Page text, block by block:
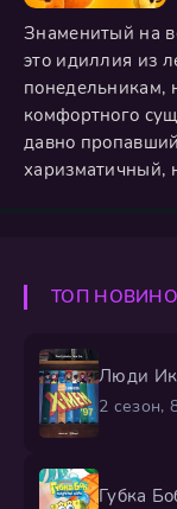
Знаменитый на
это идиллия из
понедельникам,
комфортного
давно
харизматичный,
покинуть
родичем эта
ТОП
Люди
2 сезон,
Губка